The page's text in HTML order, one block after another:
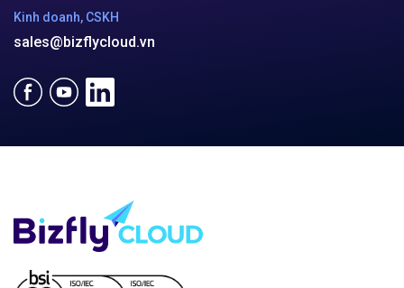
Kinh doanh, CSKH
sales@bizflycloud.vn